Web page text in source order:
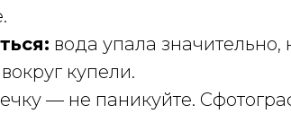
вода упала значительно,
купели.
— не паникуйте.